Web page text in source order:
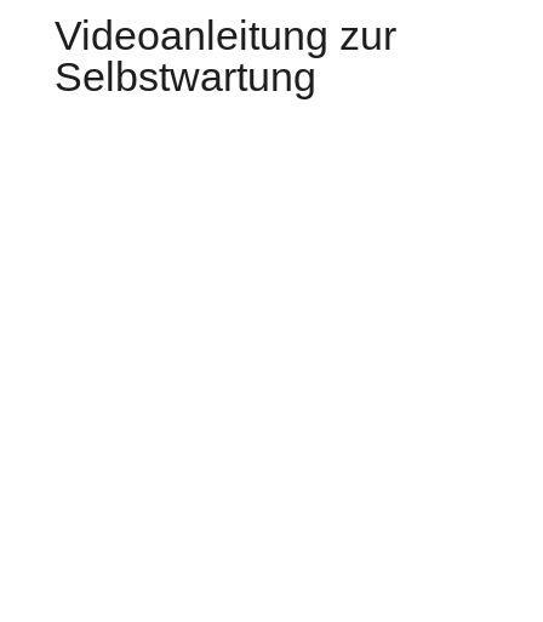
Videoanleitung zur
Selbstwartung